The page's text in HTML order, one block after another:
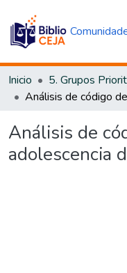
Inicio 5. Grupos
Análisis de
adolescencia